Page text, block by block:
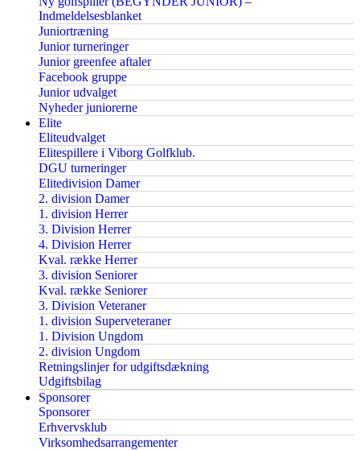
Indmeldelsesblanket
Juniortræning
Junior turneringer
Junior greenfee aftaler
Facebook gruppe
Junior udvalget
Nyheder juniorerne
Elite
Eliteudvalget
Elitespillere i Viborg Golfklub.
DGU turneringer
Elitedivision Damer
2. division Damer
1. division Herrer
3. Division Herrer
4. Division Herrer
Kval. række Herrer
3. division Seniorer
Kval. række Seniorer
3. Division Veteraner
1. division Superveteraner
1. Division Ungdom
2. division Ungdom
Retningslinjer for udgiftsdækning
Udgiftsbilag
Sponsorer
Sponsorer
Erhvervsklub
Virksomhedsarrangementer